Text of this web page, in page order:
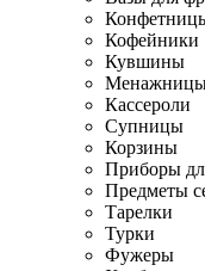
Кофейники
Кувшины
Кассероли
Супницы
Корзины
Приборы
Предметы
Тарелки
Турки
Фужеры